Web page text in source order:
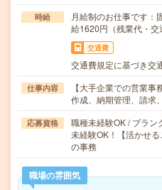
時給
月給制のお仕事です
給1620円（残業代・交
交通費
交通費規定に基づき交
仕事内容
【大手企業での営業
作成、納期管理、請求
応募資格
職種未経験OK / ブラン
未経験OK！【活かせ
の事務
職場の雰囲気